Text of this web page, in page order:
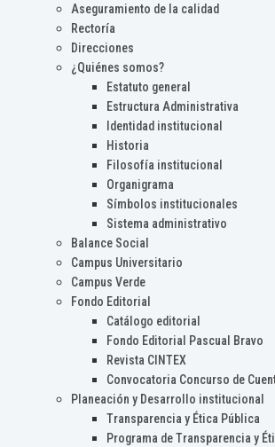
Aseguramiento de la calidad
Rectoría
Direcciones
¿Quiénes somos?
Estatuto general
Estructura Administrativa
Identidad institucional
Historia
Filosofía institucional
Organigrama
Símbolos institucionales
Sistema administrativo
Balance Social
Campus Universitario
Campus Verde
Fondo Editorial
Catálogo editorial
Fondo Editorial Pascual Bravo
Revista CINTEX
Convocatoria Concurso de
Planeación y Desarrollo institucional
Transparencia y Ética Pública
Programa de Transparencia y